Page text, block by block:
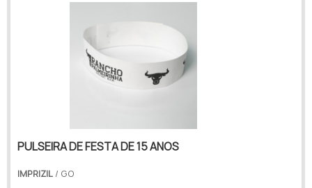
PULSEIRA DE FESTA DE 15 ANOS
IMPRIZIL / GO